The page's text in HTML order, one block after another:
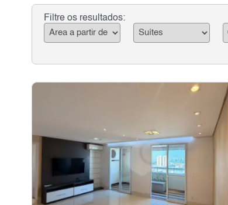
Filtre os resultados: